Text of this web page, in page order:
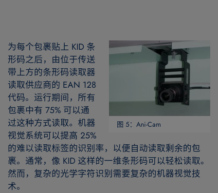
图 5：Ani-Cam
为每个包裹贴上 KID 条
形码之后，由位于传送
带上方的条形码读取器
读取供应商的 EAN 128
代码。运行期间，所有
包裹中有 75% 可以通
过这种方式读取。机器
视觉系统可以提高 25%
的难以读取标签的识别率，以便自动读取剩余的包
裹。通常，像 KID 这样的一维条形码可以轻松读取。
然而，复杂的光学字符识别需要复杂的机器视觉技
术。